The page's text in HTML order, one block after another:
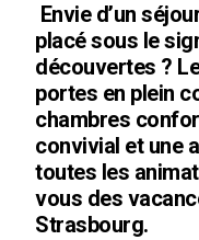
Envie d’un
placé sous le
découvertes ?
portes en plein
chambres
convivial et une
toutes les
vous des
Strasbourg.